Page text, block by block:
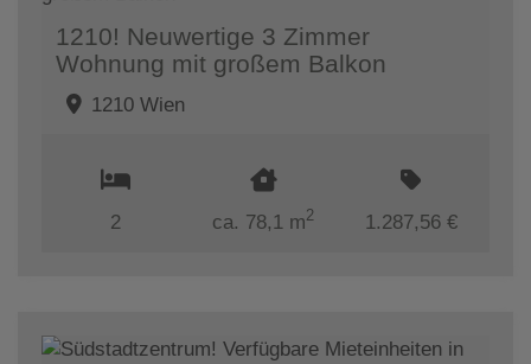
1210! Neuwertige 3 Zimmer
Wohnung mit großem Balkon
1210 Wien
2 ca. 78,1 m2 1.287,56 €